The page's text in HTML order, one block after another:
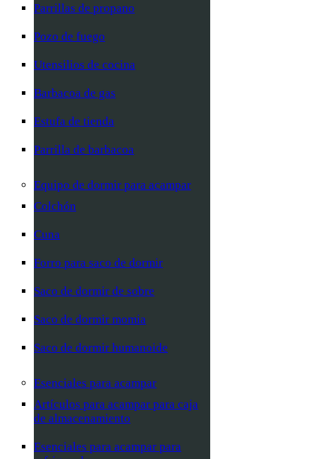
Parrillas de propano
Pozo de fuego
Utensilios de cocina
Barbacoa de gas
Estufa de tienda
Parrilla de barbacoa
Equipo de dormir para acampar
Colchón
Cuna
Forro para saco de dormir
Saco de dormir de sobre
Saco de dormir momia
Saco de dormir humanoide
Esenciales para acampar
Artículos para acampar para caja
de almacenamiento
Esenciales para acampar para